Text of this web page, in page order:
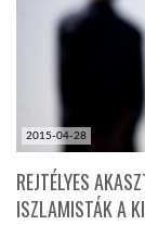
2015-04-28
REJTÉLYES
ISZLAMISTÁK A